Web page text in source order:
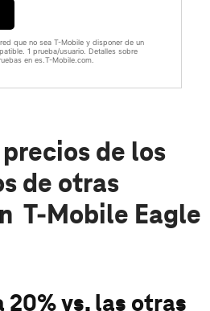
que no sea T-Mobile y disponer de un
1 prueba/usuario. Detalles sobre
en es.T-Mobile.com.
de los
de otras
T-Mobile Eagle